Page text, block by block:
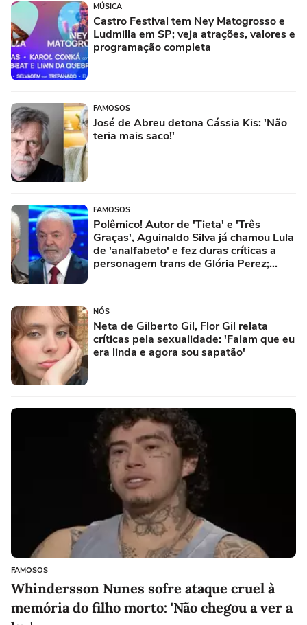
MÚSICA
Castro Festival tem Ney Matogrosso e
Ludmilla em SP; veja atrações, valores e
programação completa
FAMOSOS
José de Abreu detona Cássia Kis: 'Não
teria mais saco!'
FAMOSOS
Polêmico! Autor de 'Tieta' e 'Três
Graças', Aguinaldo Silva já chamou Lula
de 'analfabeto' e fez duras críticas a
personagem trans de Glória Perez;
NÓS
Neta de Gilberto Gil, Flor Gil relata
críticas pela sexualidade: 'Falam que eu
era linda e agora sou sapatão'
FAMOSOS
Whindersson Nunes sofre ataque cruel à
memória do filho morto: 'Não chegou a ver a